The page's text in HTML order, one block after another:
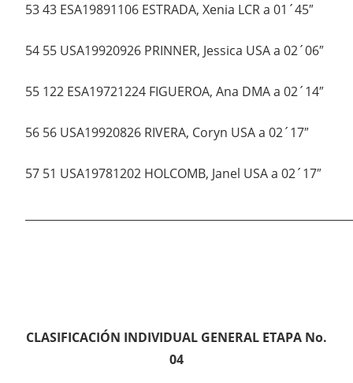
53 43 ESA19891106 ESTRADA, Xenia LCR a 01´45″
54 55 USA19920926 PRINNER, Jessica USA a 02´06″
55 122 ESA19721224 FIGUEROA, Ana DMA a 02´14″
56 56 USA19920826 RIVERA, Coryn USA a 02´17″
57 51 USA19781202 HOLCOMB, Janel USA a 02´17″
CLASIFICACIÓN INDIVIDUAL GENERAL ETAPA No.
04